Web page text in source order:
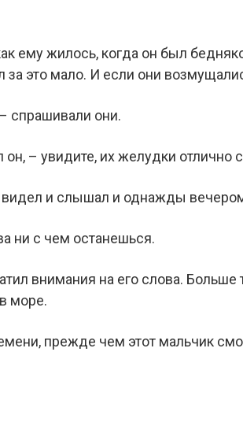
ему жилось, когда он был
за это мало. И если они
спрашивали они.
– увидите, их желудки отлично
и слышал и однажды
ни с чем останешься.
внимания на его слова. Больше
море.
прежде чем этот мальчик